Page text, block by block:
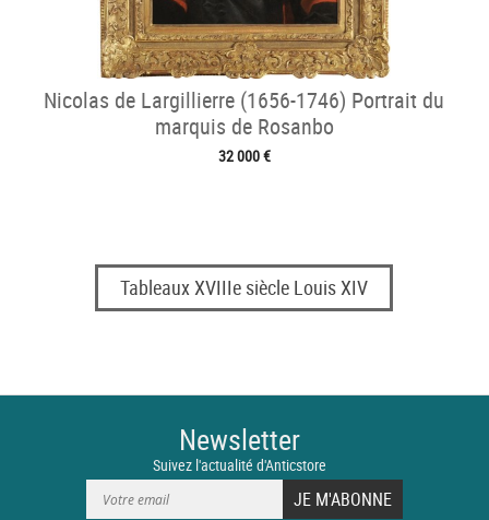
Nicolas de Largillierre (1656-1746) Portrait du
marquis de Rosanbo
32 000 €
Tableaux XVIIIe siècle Louis XIV
Newsletter
Suivez l'actualité d'Anticstore